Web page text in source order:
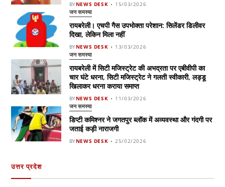
BYNEWS DESK 15/03/2026
जन समस्या
रायबरेली। एचपी गैस उपभोक्ता परेशान: सिलेंडर डिलीवर
दिखा, लेकिन मिला नहीं
BYNEWS DESK 13/03/2026
जन समस्या
रायबरेली में सिटी मजिस्ट्रेट की अभद्रता पर एबीवीपी का
चार घंटे धरना, सिटी मजिस्ट्रेट ने गलती स्वीकारी, लड्डू
खिलाकर धरना कराया समाप्त
BYNEWS DESK 11/03/2026
जन समस्या
डिप्टी कमिश्नर ने जगतपुर ब्लॉक में अव्यवस्था और गंदगी पर
जताई कड़ी नाराजगी
BYNEWS DESK 25/02/2026
उत्तर प्रदेश